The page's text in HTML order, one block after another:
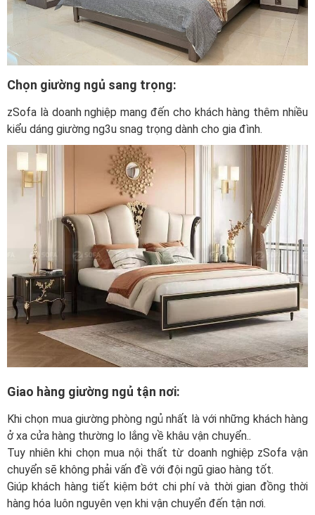
Chọn giường ngủ sang trọng:
zSofa là doanh nghiệp mang đến cho khách hàng thêm nhiều
kiểu dáng giường ng3u snag trọng dành cho gia đình.
Giao hàng giường ngủ tận nơi:
Khi chọn mua giường phòng ngủ nhất là với những khách hàng
ở xa cửa hàng thường lo lắng về khâu vận chuyển..
Tuy nhiên khi chọn mua nội thất từ doanh nghiệp zSofa vận
chuyển sẽ không phải vấn đề với đội ngũ giao hàng tốt.
Giúp khách hàng tiết kiệm bớt chi phí và thời gian đồng thời
hàng hóa luôn nguyên vẹn khi vận chuyển đến tận nơi.